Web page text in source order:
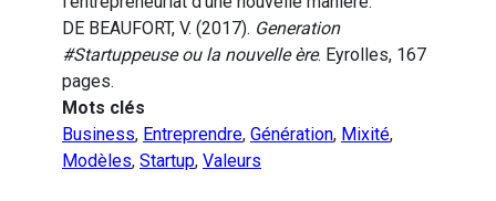
DE BEAUFORT, V. (2017). Generation
#Startuppeuse ou la nouvelle ère. Eyrolles, 167
pages.
Mots clés
Business, Entreprendre, Génération, Mixité,
Modèles, Startup, Valeurs